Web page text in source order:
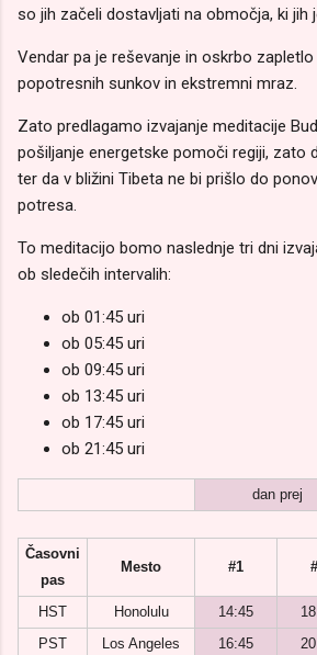
so jih začeli dostavljati na območja, ki jih
Vendar pa je reševanje in oskrbo
popotresnih sunkov in ekstremni mraz.
Zato predlagamo izvajanje meditacije
pošiljanje energetske pomoči regiji, zato
ter da v bližini Tibeta ne bi prišlo do
potresa.
To meditacijo bomo naslednje tri dni
ob sledečih intervalih:
ob 01:45 uri
ob 05:45 uri
ob 09:45 uri
ob 13:45 uri
ob 17:45 uri
ob 21:45 uri
dan prej
Časovni
pas
Mesto #1
HST Honolulu 14:45
PST
Los Angeles 16:45